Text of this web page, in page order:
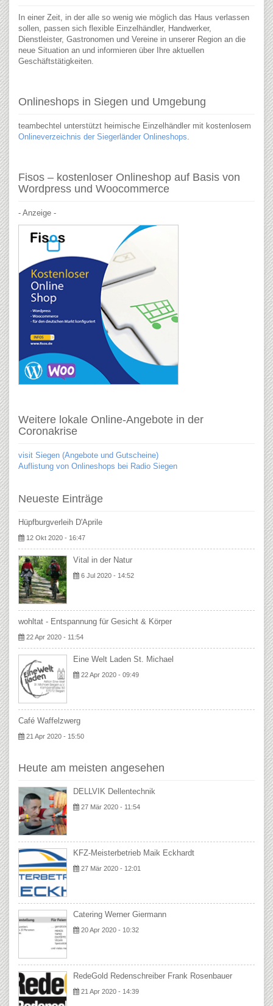
In einer Zeit, in der alle so wenig wie möglich das Haus verlassen
sollen, passen sich flexible Einzelhändler, Handwerker,
Dienstleister, Gastronomen und Vereine in unserer Region an die
neue Situation an und informieren über Ihre aktuellen
Geschäftstätigkeiten.
Onlineshops in Siegen und Umgebung
teambechtel unterstützt heimische Einzelhändler mit kostenlosem
Onlineverzeichnis der Siegerländer Onlineshops.
Fisos – kostenloser Onlineshop auf Basis von
Wordpress und Woocommerce
- Anzeige -
Weitere lokale Online-Angebote in der
Coronakrise
visit Siegen (Angebote und Gutscheine)
Auflistung von Onlineshops bei Radio Siegen
Neueste Einträge
Hüpfburgverleih D'Aprile
12 Okt 2020 - 16:47
Vital in der Natur
6 Jul 2020 - 14:52
wohltat - Entspannung für Gesicht & Körper
22 Apr 2020 - 11:54
Eine Welt Laden St. Michael
22 Apr 2020 - 09:49
Café Waffelzwerg
21 Apr 2020 - 15:50
Heute am meisten angesehen
DELLVIK Dellentechnik
27 Mär 2020 - 11:54
KFZ-Meisterbetrieb Maik Eckhardt
27 Mär 2020 - 12:01
Catering Werner Giermann
20 Apr 2020 - 10:32
RedeGold Redenschreiber Frank Rosenbauer
21 Apr 2020 - 14:39